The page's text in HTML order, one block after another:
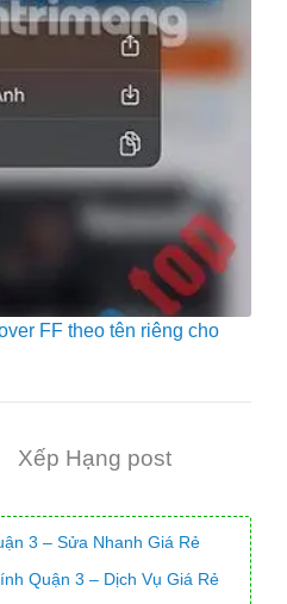
FF theo tên riêng cho
Xếp Hạng post
3 – Sửa Nhanh Giá Rẻ
Quận 3 – Dịch Vụ Giá Rẻ